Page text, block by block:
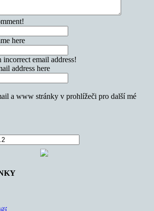
here
incorrect email address!
address here
a www stránky v prohlížeči pro další mé